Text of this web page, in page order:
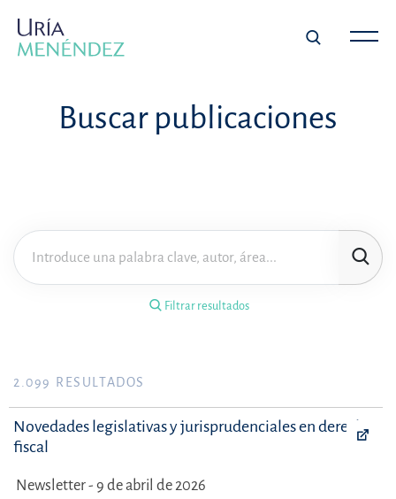
Buscar publicaciones
Filtrar resultados
Filtrar resultados ×
Área de práctica
2.099 RESULTADOS
Novedades legislativas y jurisprudenciales en derecho
fiscal
Newsletter - 9 de abril de 2026